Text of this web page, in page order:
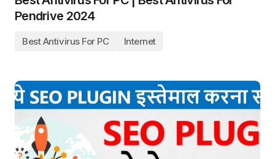
Pendrive 2024
Best Antivirus For PC Internet